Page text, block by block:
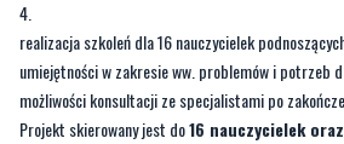
realizacja szkoleń dla 16 nauczycielek
umiejętności w zakresie ww. problemów i potrzeb
możliwości konsultacji ze specjalistami po
Projekt skierowany jest do16 nauczycielek